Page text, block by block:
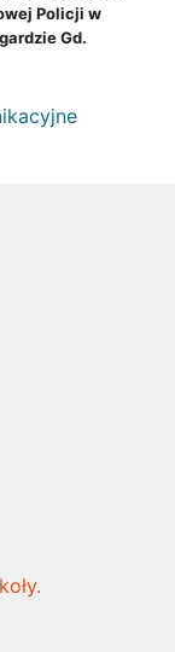
Policji w
Gd.